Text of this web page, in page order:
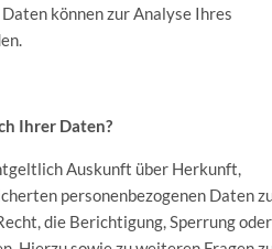
können zur Analyse Ihres
Ihrer Daten?
Auskunft über Herkunft,
personenbezogenen Daten
die Berichtigung, Sperrung oder